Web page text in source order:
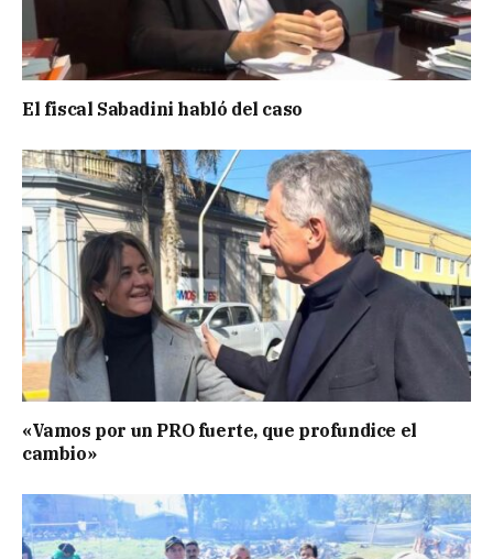
El fiscal Sabadini habló del caso
«Vamos por un PRO fuerte, que profundice el
cambio»